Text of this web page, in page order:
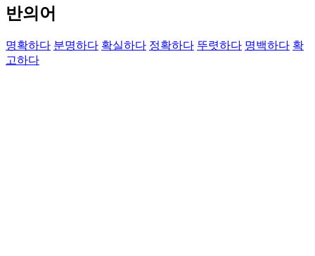
반의어
명확하다 분명하다 확실하다 정확하다 뚜렷하다 명백하다 확
고하다